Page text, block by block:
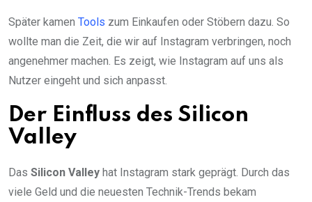
Später kamen Tools zum Einkaufen oder Stöbern dazu. So
wollte man die Zeit, die wir auf Instagram verbringen, noch
angenehmer machen. Es zeigt, wie Instagram auf uns als
Nutzer eingeht und sich anpasst.
Der Einfluss des Silicon
Valley
Das Silicon Valley hat Instagram stark geprägt. Durch das
viele Geld und die neuesten Technik-Trends bekam